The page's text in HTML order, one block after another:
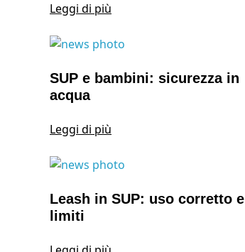
Leggi di più
SUP e bambini: sicurezza in
acqua
Leggi di più
Leash in SUP: uso corretto e
limiti